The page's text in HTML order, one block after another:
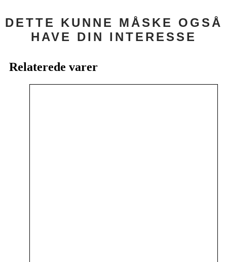
DETTE KUNNE MÅSKE OGSÅ
HAVE DIN INTERESSE
Relaterede varer